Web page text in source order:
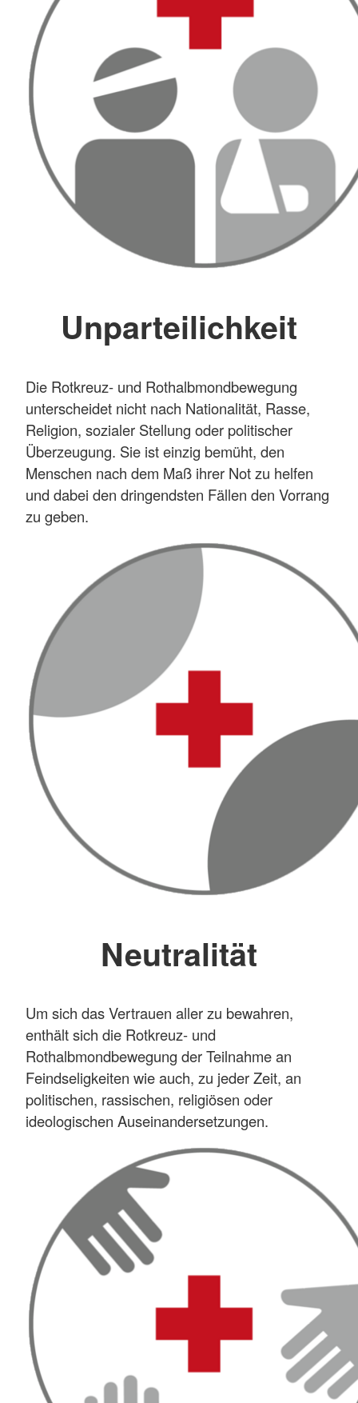
Unparteilichkeit
Die Rotkreuz- und Rothalbmondbewegung
unterscheidet nicht nach Nationalität, Rasse,
Religion, sozialer Stellung oder politischer
Überzeugung. Sie ist einzig bemüht, den
Menschen nach dem Maß ihrer Not zu helfen
und dabei den dringendsten Fällen den Vorrang
zu geben.
Neutralität
Um sich das Vertrauen aller zu bewahren,
enthält sich die Rotkreuz- und
Rothalbmondbewegung der Teilnahme an
Feindseligkeiten wie auch, zu jeder Zeit, an
politischen, rassischen, religiösen oder
ideologischen Auseinandersetzungen.